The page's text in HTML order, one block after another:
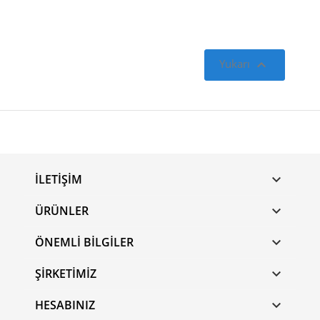
Yukarı 
İLETIŞIM 
ÜRÜNLER 
ÖNEMLI BILGILER 
ŞIRKETIMIZ 
HESABINIZ 